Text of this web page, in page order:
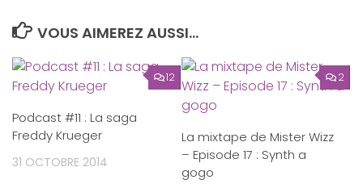
VOUS AIMEREZ AUSSI...
12
Podcast #11 : La saga
Freddy Krueger
31 OCTOBRE 2014
2
La mixtape de Mister Wizz
– Episode 17 : Synth a
gogo